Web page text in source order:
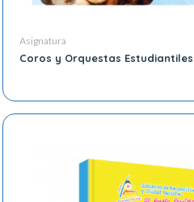
Asignatura
Coros y Orquestas